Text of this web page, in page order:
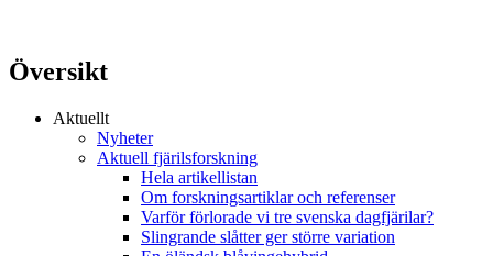
Översikt
Aktuellt
Nyheter
Aktuell fjärilsforskning
Hela artikellistan
Om forskningsartiklar och referenser
Varför förlorade vi tre svenska dagfjärilar?
Slingrande slåtter ger större variation